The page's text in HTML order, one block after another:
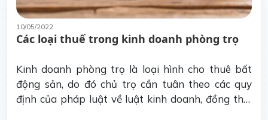
10/05/2022
Các loại thuế trong kinh doanh phòng trọ
Kinh doanh phòng trọ là loại hình cho thuê bất
động sản, do đó chủ trọ cần tuân theo các quy
định của pháp luật về luật kinh doanh, đồng thời